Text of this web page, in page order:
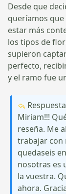
Desde que
queríamos
estar más
los tipos de
supieron
perfecto,
y el ramo fue
Miriam!!!
reseña. Me
trabajar con
quedaseis
nosotras es
la vuestra.
ahora.